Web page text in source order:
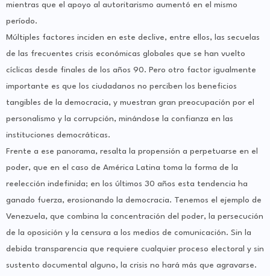
mientras que el apoyo al autoritarismo aumentó en el mismo
período.
Múltiples factores inciden en este declive, entre ellos, las secuelas
de las frecuentes crisis económicas globales que se han vuelto
cíclicas desde finales de los años 90. Pero otro factor igualmente
importante es que los ciudadanos no perciben los beneficios
tangibles de la democracia, y muestran gran preocupación por el
personalismo y la corrupción, minándose la confianza en las
instituciones democráticas.
Frente a ese panorama, resalta la propensión a perpetuarse en el
poder, que en el caso de América Latina toma la forma de la
reelección indefinida; en los últimos 30 años esta tendencia ha
ganado fuerza, erosionando la democracia. Tenemos el ejemplo de
Venezuela, que combina la concentración del poder, la persecución
de la oposición y la censura a los medios de comunicación. Sin la
debida transparencia que requiere cualquier proceso electoral y sin
sustento documental alguno, la crisis no hará más que agravarse.